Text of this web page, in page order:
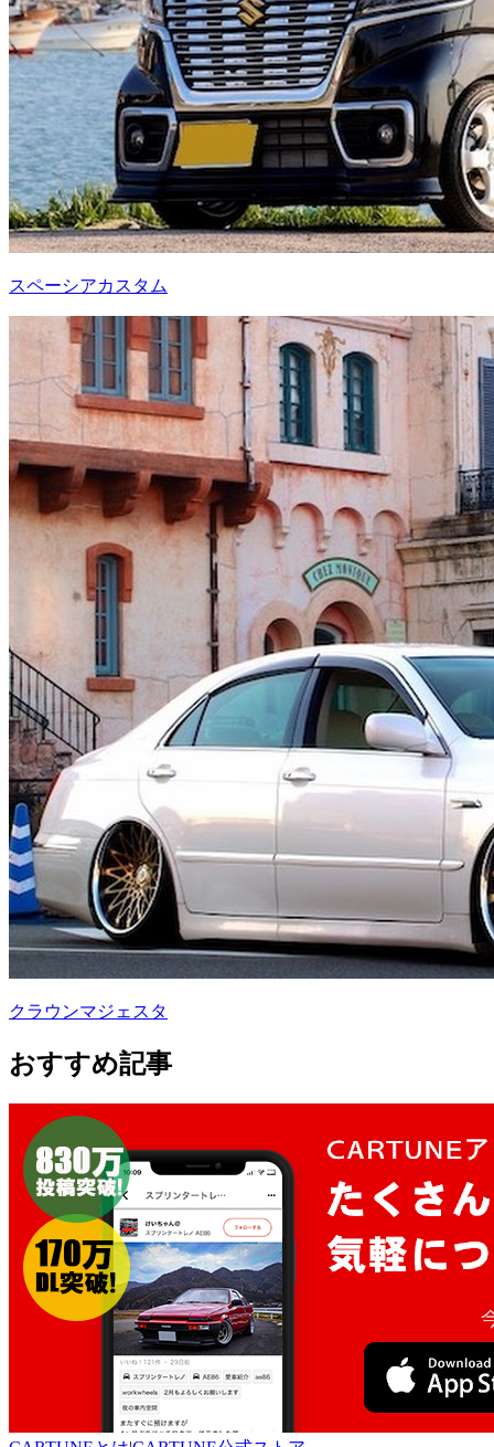
スペーシアカスタム
クラウンマジェスタ
おすすめ記事